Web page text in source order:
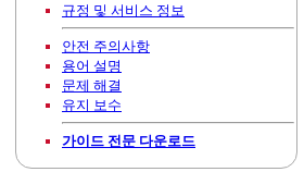
규정 및 서비스 정보
안전 주의사항
용어 설명
문제 해결
유지 보수
가이드 전문 다운로드